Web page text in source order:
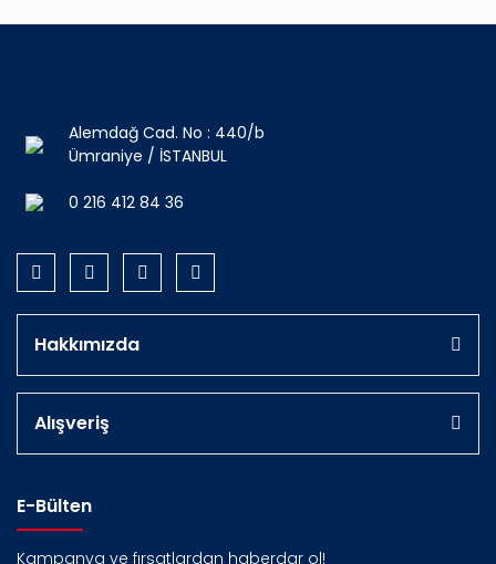
Alemdağ Cad. No : 440/b
Ümraniye / İSTANBUL
0 216 412 84 36
Hakkımızda
Alışveriş
E-Bülten
Kampanya ve fırsatlardan haberdar ol!